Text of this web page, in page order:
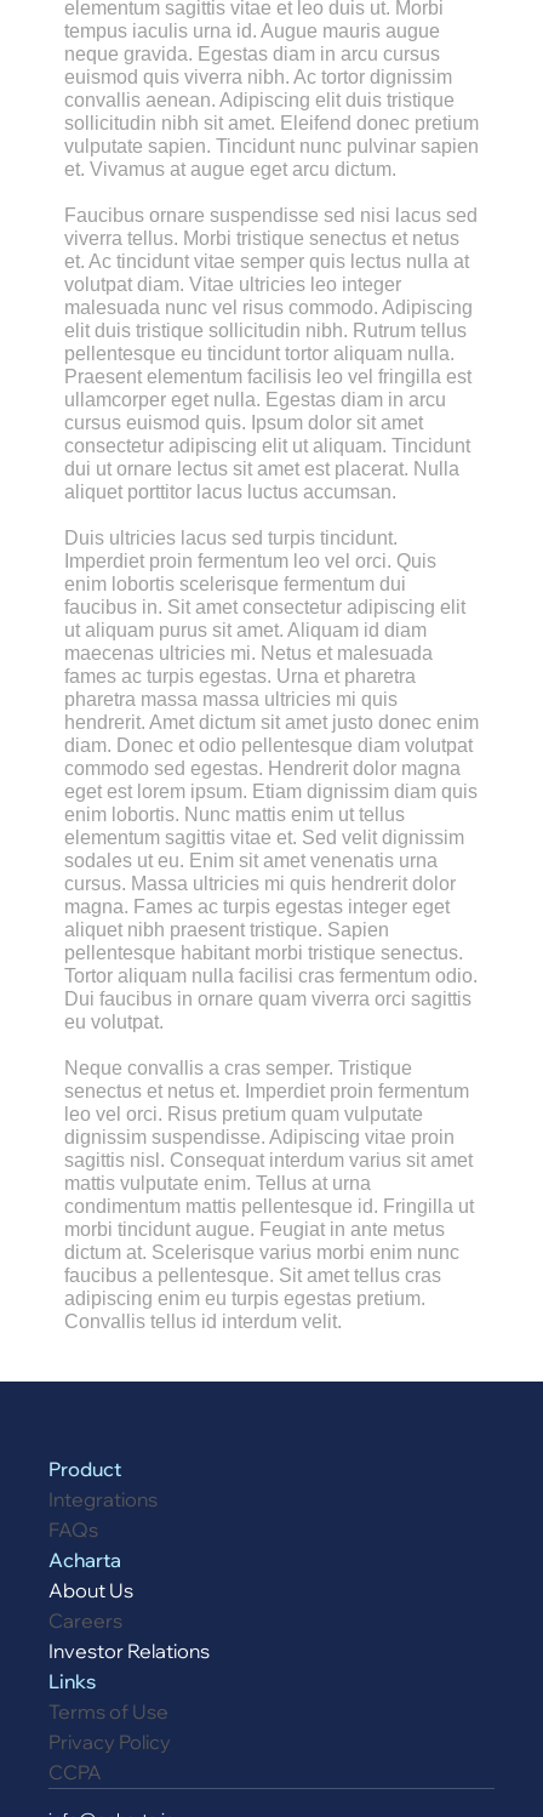
elementum sagittis vitae et leo duis ut. Morbi
tempus iaculis urna id. Augue mauris augue
neque gravida. Egestas diam in arcu cursus
euismod quis viverra nibh. Ac tortor dignissim
convallis aenean. Adipiscing elit duis tristique
sollicitudin nibh sit amet. Eleifend donec pretium
vulputate sapien. Tincidunt nunc pulvinar sapien
et. Vivamus at augue eget arcu dictum.
Faucibus ornare suspendisse sed nisi lacus sed
viverra tellus. Morbi tristique senectus et netus
et. Ac tincidunt vitae semper quis lectus nulla at
volutpat diam. Vitae ultricies leo integer
malesuada nunc vel risus commodo. Adipiscing
elit duis tristique sollicitudin nibh. Rutrum tellus
pellentesque eu tincidunt tortor aliquam nulla.
Praesent elementum facilisis leo vel fringilla est
ullamcorper eget nulla. Egestas diam in arcu
cursus euismod quis. Ipsum dolor sit amet
consectetur adipiscing elit ut aliquam. Tincidunt
dui ut ornare lectus sit amet est placerat. Nulla
aliquet porttitor lacus luctus accumsan.
Duis ultricies lacus sed turpis tincidunt.
Imperdiet proin fermentum leo vel orci. Quis
enim lobortis scelerisque fermentum dui
faucibus in. Sit amet consectetur adipiscing elit
ut aliquam purus sit amet. Aliquam id diam
maecenas ultricies mi. Netus et malesuada
fames ac turpis egestas. Urna et pharetra
pharetra massa massa ultricies mi quis
hendrerit. Amet dictum sit amet justo donec enim
diam. Donec et odio pellentesque diam volutpat
commodo sed egestas. Hendrerit dolor magna
eget est lorem ipsum. Etiam dignissim diam quis
enim lobortis. Nunc mattis enim ut tellus
elementum sagittis vitae et. Sed velit dignissim
sodales ut eu. Enim sit amet venenatis urna
cursus. Massa ultricies mi quis hendrerit dolor
magna. Fames ac turpis egestas integer eget
aliquet nibh praesent tristique. Sapien
pellentesque habitant morbi tristique senectus.
Tortor aliquam nulla facilisi cras fermentum odio.
Dui faucibus in ornare quam viverra orci sagittis
eu volutpat.
Neque convallis a cras semper. Tristique
senectus et netus et. Imperdiet proin fermentum
leo vel orci. Risus pretium quam vulputate
dignissim suspendisse. Adipiscing vitae proin
sagittis nisl. Consequat interdum varius sit amet
mattis vulputate enim. Tellus at urna
condimentum mattis pellentesque id. Fringilla ut
morbi tincidunt augue. Feugiat in ante metus
dictum at. Scelerisque varius morbi enim nunc
faucibus a pellentesque. Sit amet tellus cras
adipiscing enim eu turpis egestas pretium.
Convallis tellus id interdum velit.
Product
Integrations
FAQs
Acharta
About Us
Careers
Investor Relations
Links
Terms of Use
Privacy Policy
CCPA